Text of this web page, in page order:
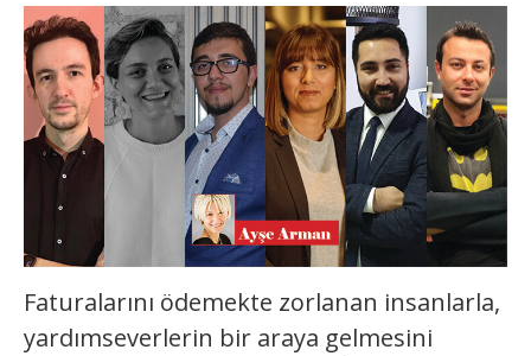
Faturalarını ödemekte zorlanan insanlarla,
yardımseverlerin bir araya gelmesini